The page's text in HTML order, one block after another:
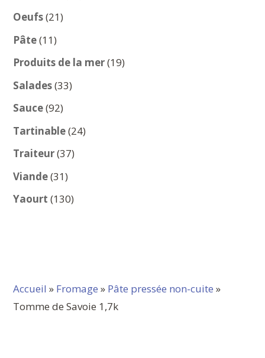
Oeufs 2121
Pâte 1111
produits
Produits de la mer 1919
Salades 3333
Sauce 9292
produits
Tartinable 2424
Traiteur 3737
Viande 3131
produits
Yaourt 130130
Accueil » Fromage » Pâte pressée non-cuite »
Tomme de Savoie 1,7k